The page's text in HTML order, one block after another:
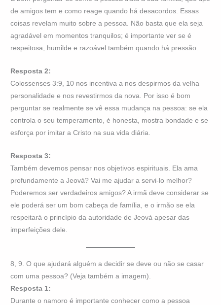
de amigos tem e como reage quando há desacordos. Essas
coisas revelam muito sobre a pessoa. Não basta que ela seja
agradável em momentos tranquilos; é importante ver se é
respeitosa, humilde e razoável também quando há pressão.
Resposta 2:
Colossenses 3:9, 10 nos incentiva a nos despirmos da velha
personalidade e nos revestirmos da nova. Por isso é bom
perguntar se realmente se vê essa mudança na pessoa: se ela
controla o seu temperamento, é honesta, mostra bondade e se
esforça por imitar a Cristo na sua vida diária.
Resposta 3:
Também devemos pensar nos objetivos espirituais. Ela ama
profundamente a Jeová? Vai me ajudar a servi-lo melhor?
Poderemos ser verdadeiros amigos? A irmã deve considerar se
ele poderá ser um bom cabeça de família, e o irmão se ela
respeitará o princípio da autoridade de Jeová apesar das
imperfeições dele.
8, 9. O que ajudará alguém a decidir se deve ou não se casar
com uma pessoa? (Veja também a imagem).
Resposta 1:
Durante o namoro é importante conhecer como a pessoa